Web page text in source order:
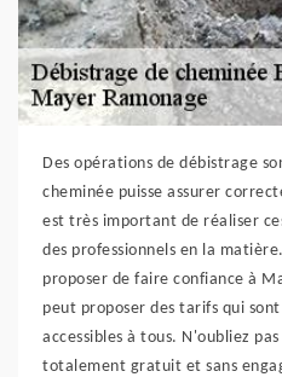
Des opérations de débistrage
cheminée puisse assurer
est très important de réaliser
des professionnels en la
proposer de faire confiance à
peut proposer des tarifs qui
accessibles à tous. N'oubliez
totalement gratuit et sans